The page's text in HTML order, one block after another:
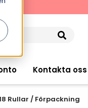
Kontakta oss
Rullar / Förpackning